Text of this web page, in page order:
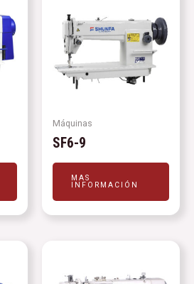
Máquinas
SF6-9
MAS
INFORMACIÓN